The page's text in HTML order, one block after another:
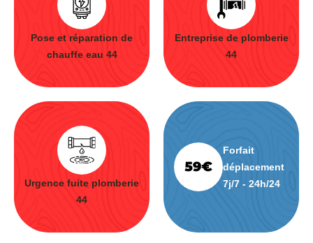
Pose et réparation de
chauffe eau 44
Entreprise de plomberie
44
Urgence fuite plomberie
44
Forfait
déplacement
7j/7 - 24h/24